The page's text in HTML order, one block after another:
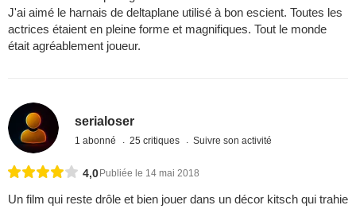
J'ai aimé le harnais de deltaplane utilisé à bon escient. Toutes les
actrices étaient en pleine forme et magnifiques. Tout le monde
était agréablement joueur.
serialoser
1 abonné 25 critiques Suivre son activité
4,0 Publiée le 14 mai 2018
Un film qui reste drôle et bien jouer dans un décor kitsch qui trahie